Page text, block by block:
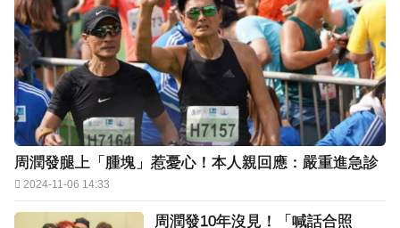
周潤發腿上「腫塊」惹憂心！本人親回應：嚴重進急診
2024-11-06 14:33
周潤發10年沒見！「喊話合照